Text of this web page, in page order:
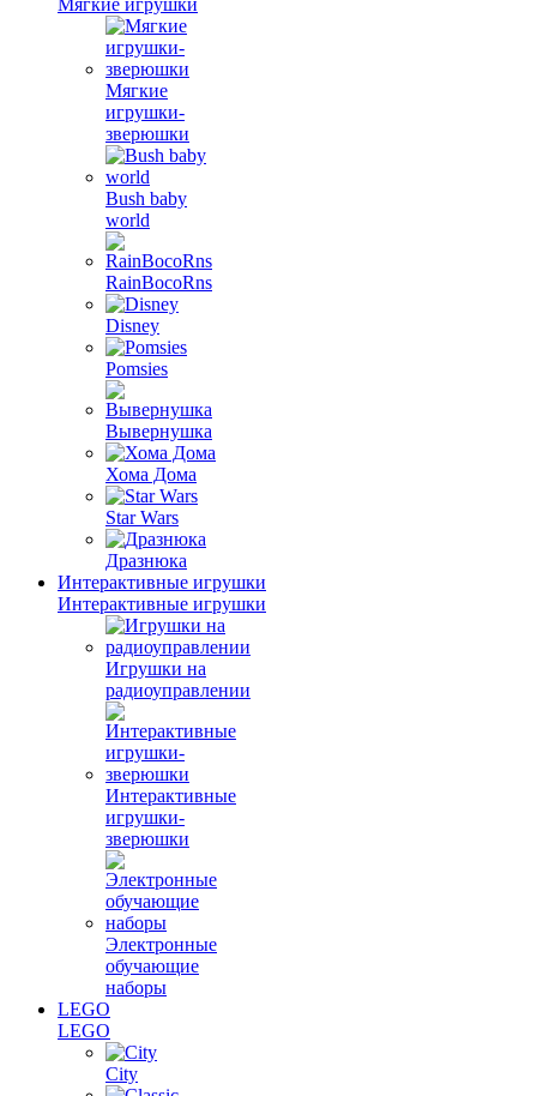
Мягкие игрушки
Мягкие
игрушки-
зверюшки
Bush baby
world
RainBocoRns
Disney
Pomsies
Вывернушка
Хома Дома
Star Wars
Дразнюка
Интерактивные игрушки
Интерактивные игрушки
Игрушки на
радиоуправлении
Интерактивные
игрушки-
зверюшки
Электронные
обучающие
наборы
LEGO
LEGO
City